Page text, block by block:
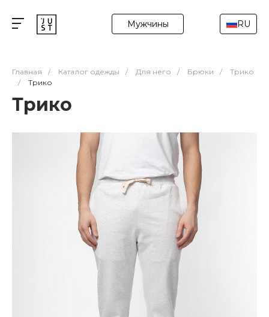
Мужчины RU
Главная / Каталог одежды / Для него / Брюки /
Трико
/
Трико
Трико